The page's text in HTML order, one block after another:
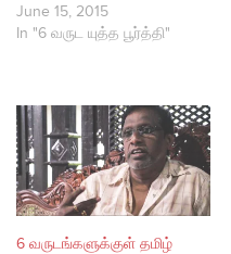
June 15, 2015
In "6 வருட யுத்த பூர்த்தி"
6 வருடங்களுக்குள் தமிழ்